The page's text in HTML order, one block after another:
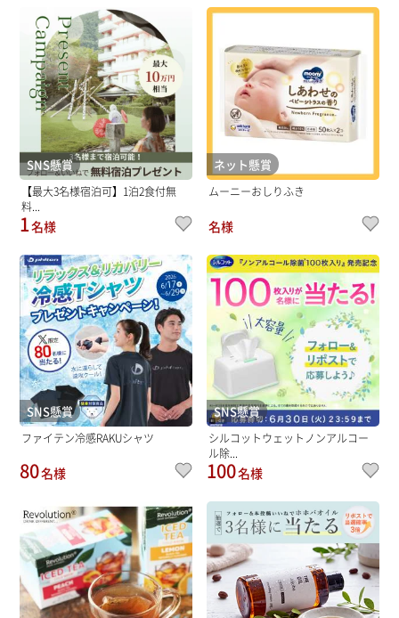
SNS懸賞
【最大3名様宿泊可】1泊2食付無
料...
1名様
ネット懸賞
ムーニーおしりふき
名様
SNS懸賞
ファイテン冷感RAKUシャツ
80名様
SNS懸賞
シルコットウェットノンアルコー
ル除...
100名様